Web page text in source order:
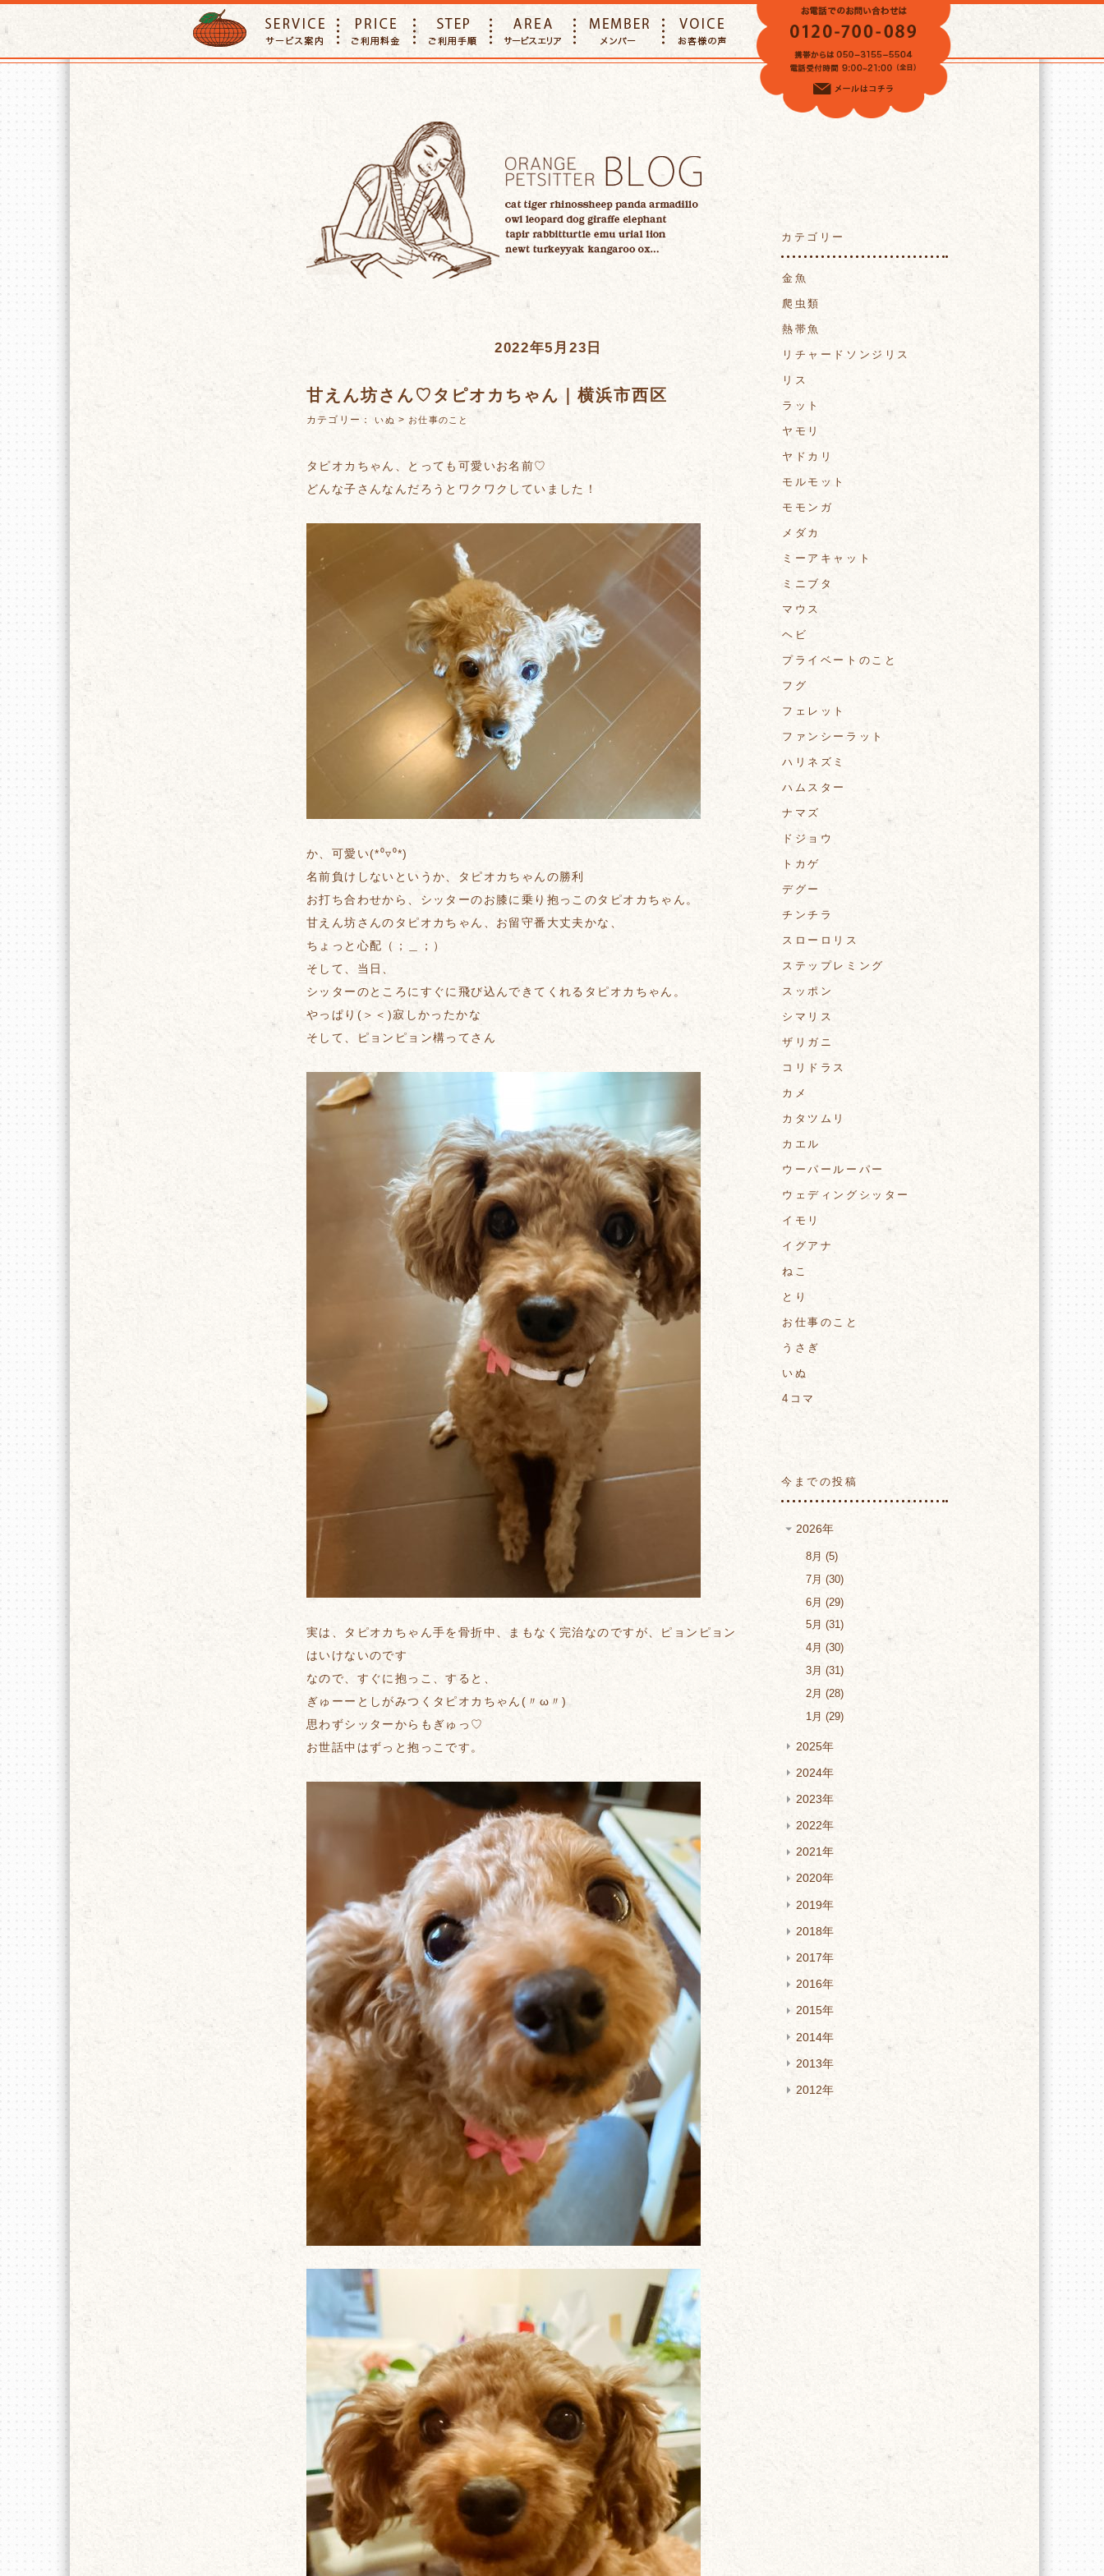
VOICE
2022年5月23日
甘えん坊さん♡タピオカちゃん｜横浜市西区
カテゴリー： いぬ > お仕事のこと
タピオカちゃん、とっても可愛いお名前♡
どんな子さんなんだろうとワクワクしていました！
か、可愛い(*⁰▿⁰*)
名前負けしないというか、タピオカちゃんの勝利
お打ち合わせから、シッターのお膝に乗り抱っこのタピオカちゃん。
甘えん坊さんのタピオカちゃん、お留守番大丈夫かな、
ちょっと心配（；＿；）
そして、当日、
シッターのところにすぐに飛び込んできてくれるタピオカちゃん。
やっぱり(＞＜)寂しかったかな
そして、ピョンピョン構ってさん
実は、タピオカちゃん手を骨折中、まもなく完治なのですが、ピョンピョン
はいけないのです
なので、すぐに抱っこ、すると、
ぎゅーーとしがみつくタピオカちゃん(〃ω〃)
思わずシッターからもぎゅっ♡
お世話中はずっと抱っこです。
カテゴリー
金魚
爬虫類
熱帯魚
リチャードソンジリス
リス
ラット
ヤモリ
ヤドカリ
モルモット
モモンガ
メダカ
ミーアキャット
ミニブタ
マウス
ヘビ
プライベートのこと
フグ
フェレット
ファンシーラット
ハリネズミ
ハムスター
ナマズ
ドジョウ
トカゲ
デグー
チンチラ
スローロリス
ステップレミング
スッポン
シマリス
ザリガニ
コリドラス
カメ
カタツムリ
カエル
ウーパールーパー
ウェディングシッター
イモリ
イグアナ
ねこ
とり
お仕事のこと
うさぎ
いぬ
4コマ
今までの投稿
2026年
8月
5
7月
30
6月
29
5月
31
4月
30
3月
31
2月
28
1月
29
2025年
2024年
2023年
2022年
2021年
2020年
2019年
2018年
2017年
2016年
2015年
2014年
2013年
2012年